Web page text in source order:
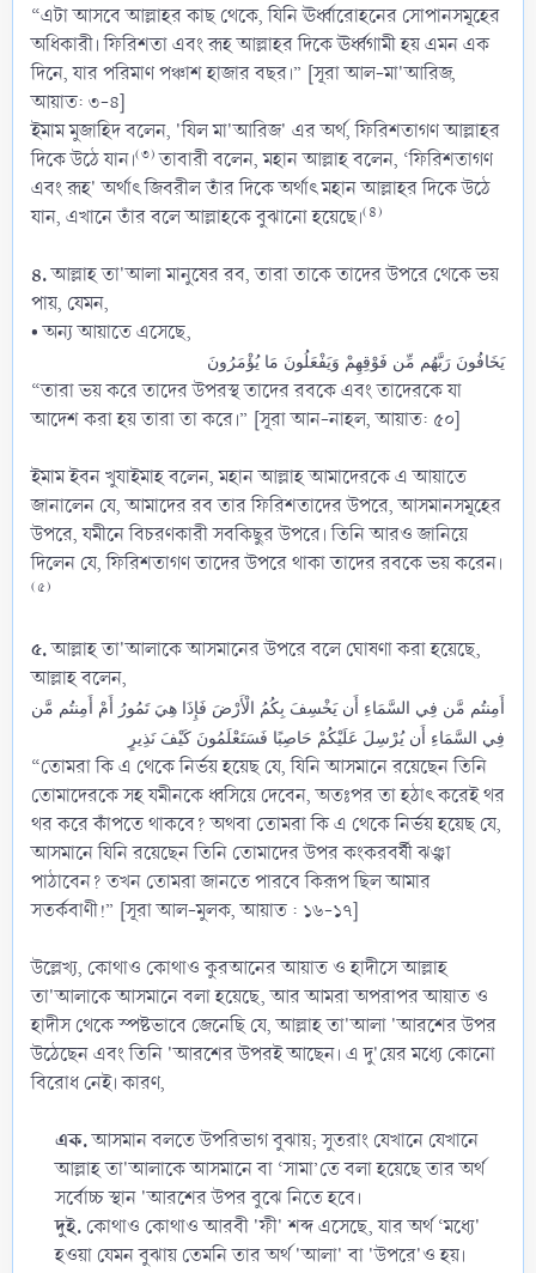
“এটা আসবে আল্লাহর কাছ থেকে, যিনি ঊর্ধ্বারোহনের সোপানসমূহের
অধিকারী। ফিরিশতা এবং রূহ আল্লাহর দিকে ঊর্ধ্বগামী হয় এমন এক
দিনে, যার পরিমাণ পঞ্চাশ হাজার বছর।” [সূরা আল-মা'আরিজ,
আয়াত: ৩-৪]
ইমাম মুজাহিদ বলেন, 'যিল মা'আরিজ' এর অর্থ, ফিরিশতাগণ আল্লাহর
দিকে উঠে যান।(৩)তাবারী বলেন, মহান আল্লাহ বলেন, ‘ফিরিশতাগণ
এবং রূহ' অর্থাৎ জিবরীল তাঁর দিকে অর্থাৎ মহান আল্লাহর দিকে উঠে
যান, এখানে তাঁর বলে আল্লাহকে বুঝানো হয়েছে।(৪)
৪.আল্লাহ তা'আলা মানুষের রব, তারা তাকে তাদের উপরে থেকে ভয়
পায়, যেমন,
• অন্য আয়াতে এসেছে,
يَخَافُونَ رَبَّهُم مِّن فَوْقِهِمْ وَيَفْعَلُونَ مَا يُؤْمَرُونَ
“তারা ভয় করে তাদের উপরস্থ তাদের রবকে এবং তাদেরকে যা
আদেশ করা হয় তারা তা করে।” [সূরা আন-নাহল, আয়াত: ৫০]
ইমাম ইবন খুযাইমাহ বলেন, মহান আল্লাহ আমাদেরকে এ আয়াতে
জানালেন যে, আমাদের রব তার ফিরিশতাদের উপরে, আসমানসমূহের
উপরে, যমীনে বিচরণকারী সবকিছুর উপরে। তিনি আরও জানিয়ে
দিলেন যে, ফিরিশতাগণ তাদের উপরে থাকা তাদের রবকে ভয় করেন।
(৫)
৫.আল্লাহ তা'আলাকে আসমানের উপরে বলে ঘোষণা করা হয়েছে,
আল্লাহ বলেন,
أَمِنتُم مَّن فِي السَّمَاءِ أَن يَخْسِفَ بِكُمُ الْأَرْضَ فَإِذَا هِيَ تَمُورُ أَمْ أَمِنتُم مَّن
فِي السَّمَاءِ أَن يُرْسِلَ عَلَيْكُمْ حَاصِبًا فَسَتَعْلَمُونَ كَيْفَ نَذِيرٍ
“তোমরা কি এ থেকে নির্ভয় হয়েছ যে, যিনি আসমানে রয়েছেন তিনি
তোমাদেরকে সহ যমীনকে ধ্বসিয়ে দেবেন, অতঃপর তা হঠাৎ করেই থর
থর করে কাঁপতে থাকবে? অথবা তোমরা কি এ থেকে নির্ভয় হয়েছ যে,
আসমানে যিনি রয়েছেন তিনি তোমাদের উপর কংকরবর্ষী ঝঞ্ঝা
পাঠাবেন? তখন তোমরা জানতে পারবে কিরূপ ছিল আমার
সতর্কবাণী!” [সূরা আল-মুলক, আয়াত : ১৬-১৭]
উল্লেখ্য, কোথাও কোথাও কুরআনের আয়াত ও হাদীসে আল্লাহ
তা'আলাকে আসমানে বলা হয়েছে, আর আমরা অপরাপর আয়াত ও
হাদীস থেকে স্পষ্টভাবে জেনেছি যে, আল্লাহ তা'আলা 'আরশের উপর
উঠেছেন এবং তিনি 'আরশের উপরই আছেন। এ দু'য়ের মধ্যে কোনো
বিরোধ নেই। কারণ,
এক.আসমান বলতে উপরিভাগ বুঝায়; সুতরাং যেখানে যেখানে
আল্লাহ তা'আলাকে আসমানে বা ‘সামা’তে বলা হয়েছে তার অর্থ
সর্বোচ্চ স্থান 'আরশের উপর বুঝে নিতে হবে।​
দুই. কোথাও কোথাও আরবী 'ফী' শব্দ এসেছে, যার অর্থ ‘মধ্যে'
হওয়া যেমন বুঝায় তেমনি তার অর্থ 'আলা' বা 'উপরে'ও হয়।